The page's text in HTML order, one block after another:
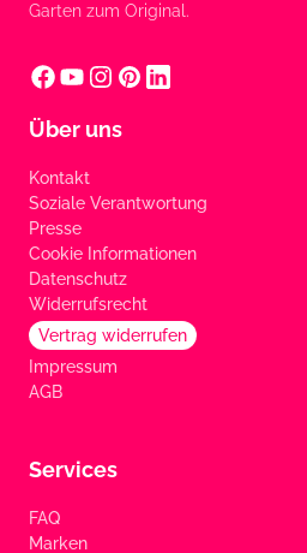
Garten zum Original.
Über uns
Kontakt
Soziale Verantwortung
Presse
Cookie Informationen
Datenschutz
Widerrufsrecht
Vertrag widerrufen
Impressum
AGB
Services
FAQ
Marken